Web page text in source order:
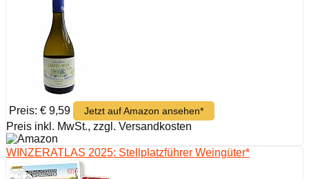
Preis: € 9,59 Jetzt auf Amazon ansehen*
Preis inkl. MwSt., zzgl. Versandkosten
WINZERATLAS 2025: Stellplatzführer Weingüter*